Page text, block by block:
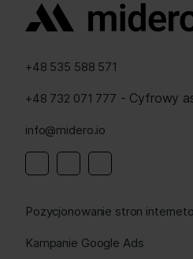
+48 535 588 571
+48 732 071 777 - Cyfrowy
info@midero.io
Pozycjonowanie stron
Kampanie Google Ads